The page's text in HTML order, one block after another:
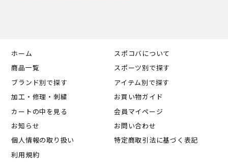
ホーム
スポコバについて
商品一覧
スポーツ別で探す
ブランド別で探す
アイテム別で探す
加工・修理・刺繍
お買い物ガイド
カートの中を見る
会員マイページ
お知らせ
お問い合わせ
個人情報の取り扱い
特定商取引法に基づく表記
利用規約